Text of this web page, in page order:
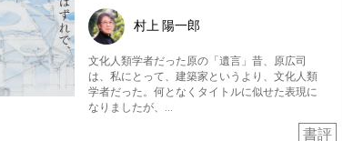
村上 陽一郎
文化人類学者だった原の「遺言」昔、原広司
は、私にとって、建築家というより、文化人類
学者だった。何となくタイトルに似せた表現に
なりましたが、…
書評